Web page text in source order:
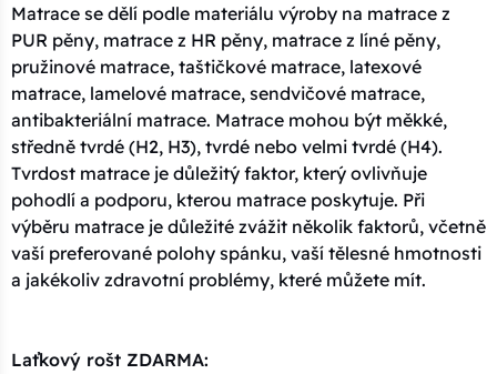
Matrace se dělí podle materiálu výroby na matrace z
PUR pěny, matrace z HR pěny, matrace z líné pěny,
pružinové matrace, taštičkové matrace, latexové
matrace, lamelové matrace, sendvičové matrace,
antibakteriální matrace. Matrace mohou být měkké,
středně tvrdé (H2, H3), tvrdé nebo velmi tvrdé (H4).
Tvrdost matrace je důležitý faktor, který ovlivňuje
pohodlí a podporu, kterou matrace poskytuje. Při
výběru matrace je důležité zvážit několik faktorů, včetně
vaší preferované polohy spánku, vaší tělesné hmotnosti
a jakékoliv zdravotní problémy, které můžete mít.
Laťkový rošt ZDARMA: